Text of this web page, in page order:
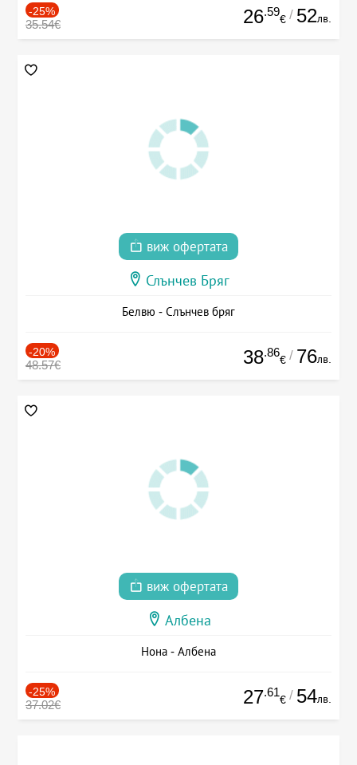
-25%
35.54€ 26.59
€ / 52лв.
виж офертата
Слънчев Бряг
Белвю - Слънчев бряг
-20%
48.57€ 38.86
€ / 76лв.
виж офертата
Албена
Нона - Албена
-25%
37.02€ 27.61
€ / 54лв.